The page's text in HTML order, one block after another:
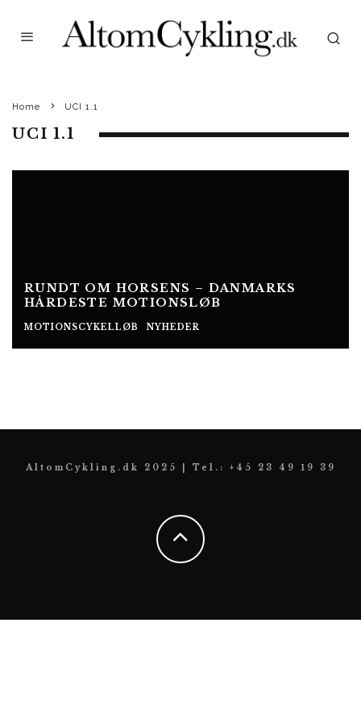
Home UCI 1.1
UCI 1.1
RUNDT OM HORSENS – DANMARKS
HÅRDESTE MOTIONSLØB
MOTIONSCYKELLØB NYHEDER
AltomCykling.dk 2025 | Tel.: +45 23 49 19 39